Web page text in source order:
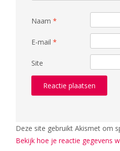
Naam *
E-mail *
Site
Deze site gebruikt Akismet om
Bekijk hoe je reactie gegevens